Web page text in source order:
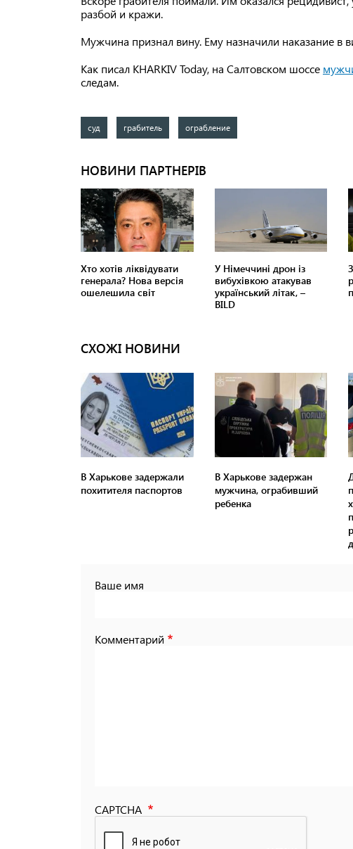
разбой и кражи.
Мужчина признал вину. Ему назначили наказание в
Как писал KHARKIV Today, на Салтовском шоссе
следам.
суд грабитель ограбление
СХОЖІ НОВИНИ
В Харькове задержали
похитителя паспортов
В Харькове задержан
мужчина, ограбивший
ребенка
Ваше имя
Комментарий
CAPTCHA